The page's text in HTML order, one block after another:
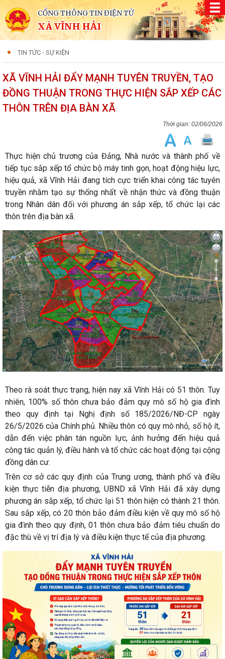
CỔNG THÔNG TIN ĐIỆN TỬ
XÃ VĨNH HẢI
TIN TỨC - SỰ KIỆN
XÃ VĨNH HẢI ĐẨY MẠNH TUYÊN TRUYỀN, TẠO
ĐỒNG THUẬN TRONG THỰC HIỆN SẮP XẾP CÁC
THÔN TRÊN ĐỊA BÀN XÃ
02/06/2026
Thực hiện chủ trương của Đảng, Nhà nước và thành phố về
tiếp tục sắp xếp tổ chức bộ máy tinh gọn, hoạt động hiệu lực,
hiệu quả, xã Vĩnh Hải đang tích cực triển khai công tác tuyên
truyền nhằm tạo sự thống nhất về nhận thức và đồng thuận
trong Nhân dân đối với phương án sắp xếp, tổ chức lại các
thôn trên địa bàn xã.
Theo rà soát thực trạng, hiện nay xã Vĩnh Hải có 51 thôn. Tuy
nhiên, 100% số thôn chưa bảo đảm quy mô số hộ gia đình
theo quy định tại Nghị định số 185/2026/NĐ-CP ngày
26/5/2026 của Chính phủ. Nhiều thôn có quy mô nhỏ, số hộ ít,
dẫn đến việc phân tán nguồn lực, ảnh hưởng đến hiệu quả
công tác quản lý, điều hành và tổ chức các hoạt động tại cộng
đồng dân cư.
Trên cơ sở các quy định của Trung ương, thành phố và điều
kiện thực tiễn địa phương, UBND xã Vĩnh Hải đã xây dựng
phương án sắp xếp, tổ chức lại 51 thôn hiện có thành 21 thôn.
Sau sắp xếp, có 20 thôn bảo đảm điều kiện về quy mô số hộ
gia đình theo quy định, 01 thôn chưa bảo đảm tiêu chuẩn do
đặc thù về vị trí địa lý và điều kiện thực tế của địa phương.